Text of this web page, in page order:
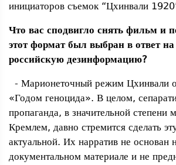
инициаторов съемок “Цхинвали
Что вас сподвигло снять фильм и
этот формат был выбран в ответ на
российскую дезинформацию?
- Марионеточный режим Цхинвали
«Годом геноцида». В целом,
пропаганда, в значительной степени
Кремлем, давно стремится сделать
актуальной. Их нарратив не основан
документальном материале и не